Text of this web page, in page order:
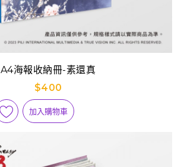
A4海報收納冊-素還真
$400
加入購物車